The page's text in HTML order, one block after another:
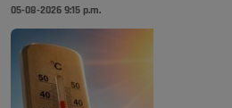
05-08-2026 9:15 p.m.